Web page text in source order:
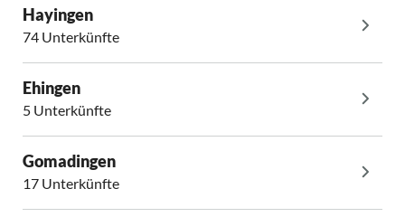
Hayingen
74 Unterkünfte
Ehingen
5 Unterkünfte
Gomadingen
17 Unterkünfte